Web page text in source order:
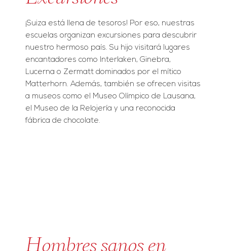
¡Suiza está llena de tesoros! Por eso, nuestras
escuelas organizan excursiones para descubrir
nuestro hermoso país. Su hijo visitará lugares
encantadores como Interlaken, Ginebra,
Lucerna o Zermatt dominados por el mítico
Matterhorn. Además, también se ofrecen visitas
a museos como el Museo Olímpico de Lausana,
el Museo de la Relojería y una reconocida
fábrica de chocolate.
Hombres sanos en